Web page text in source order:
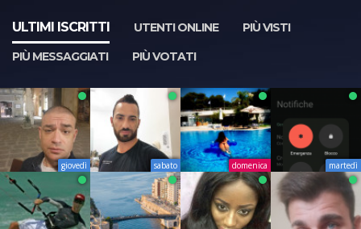
ULTIMI ISCRITTI UTENTI ONLINE
PIÙ VISTI
PIÙ MESSAGGIATI
PIÙ VOTATI
giovedì sabato domenica martedì